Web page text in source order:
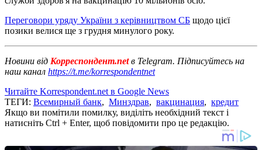
Переговори уряду України з керівництвом СБ щодо цієї
позики велися ще з грудня минулого року.
Новини від Корреспондент.netв Telegram. Підписуйтесь на
наш канал https://t.me/korrespondentnet
Читайте Korrespondent.net в Google News
ТЕГИ: Всемирный банк, Минздрав, вакцинация, кредит
Якщо ви помітили помилку, виділіть необхідний текст і
натисніть Ctrl + Enter, щоб повідомити про це редакцію.